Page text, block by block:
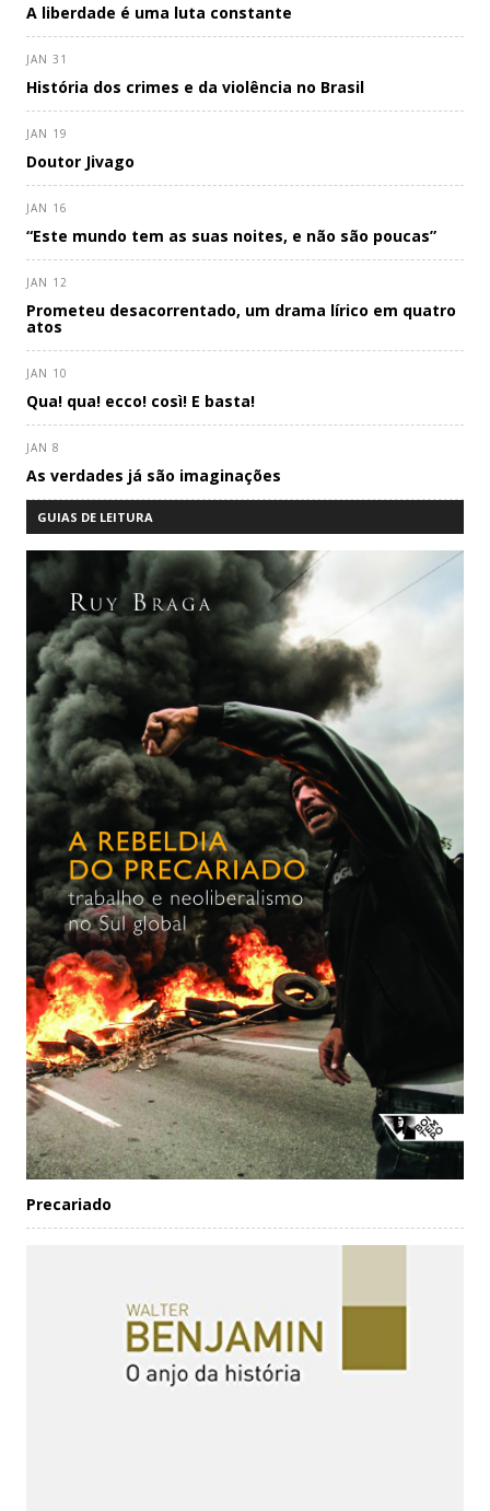
A liberdade é uma luta constante
JAN 31
História dos crimes e da violência no Brasil
JAN 19
Doutor Jivago
JAN 16
“Este mundo tem as suas noites, e não são poucas”
JAN 12
Prometeu desacorrentado, um drama lírico em quatro
atos
JAN 10
Qua! qua! ecco! così! E basta!
JAN 8
As verdades já são imaginações
GUIAS DE LEITURA
Precariado